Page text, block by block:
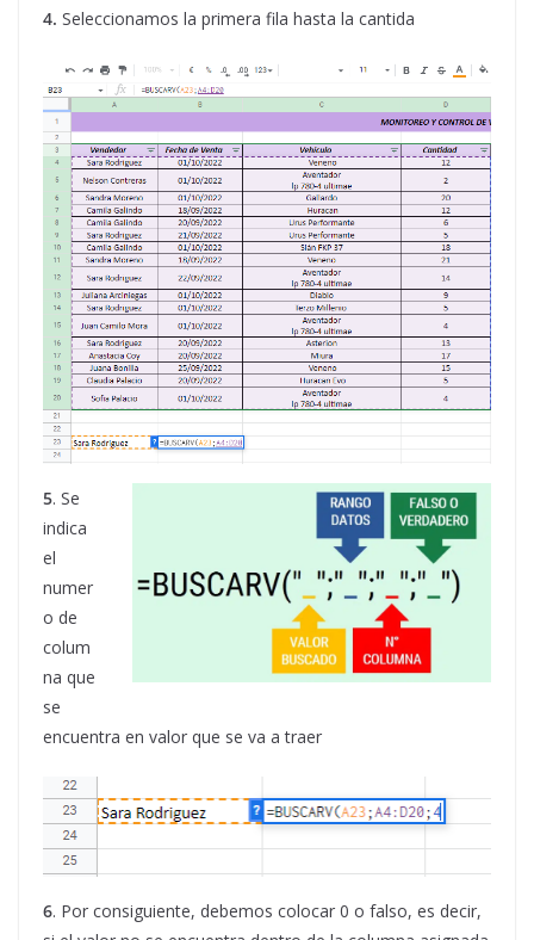
4. Seleccionamos la primera fila hasta la cantida
5. Se
indica
el
numer
o de
colum
na que
se
encuentra en valor que se va a traer
6. Por consiguiente, debemos colocar 0 o falso, es decir,